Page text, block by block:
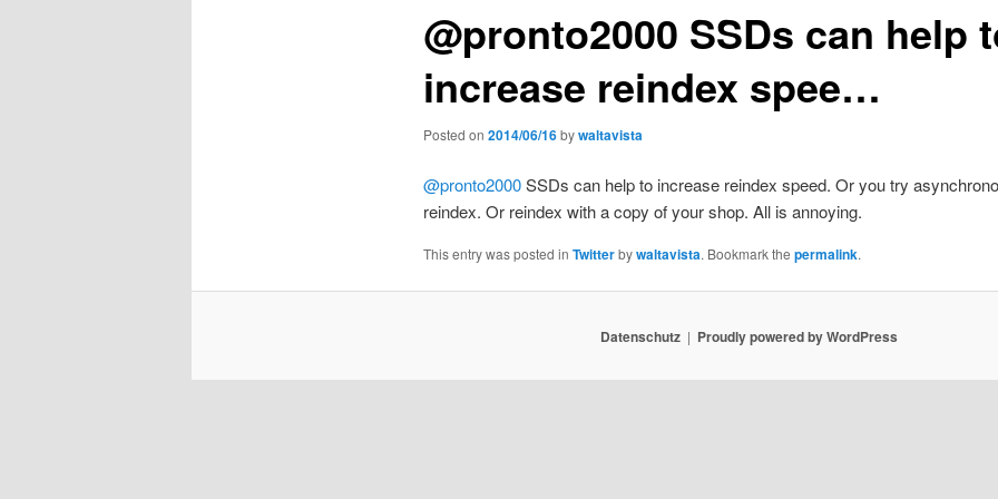
@pronto2000 SSDs can help
increase reindex spee…
Posted on 2014/06/16bywaltavista
@pronto2000SSDs can help to increase reindex speed. Or you try
reindex. Or reindex with a copy of your shop. All is annoying.
This entry was posted in Twitterbywaltavista. Bookmark the permalink.
Datenschutz Proudly powered by WordPress